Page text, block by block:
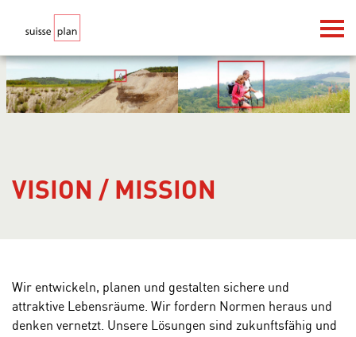
VISION / MISSION
Wir entwickeln, planen und gestalten sichere und
attraktive Lebensräume. Wir fordern Normen heraus und
denken vernetzt. Unsere Lösungen sind zukunftsfähig und